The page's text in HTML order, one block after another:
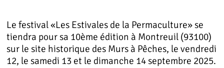
Le festival «Les Estivales de la Permaculture» se
tiendra pour sa 10ème édition à Montreuil (93100)
sur le site historique des Murs à Pêches, le vendredi
12, le samedi 13 et le dimanche 14 septembre 2025.